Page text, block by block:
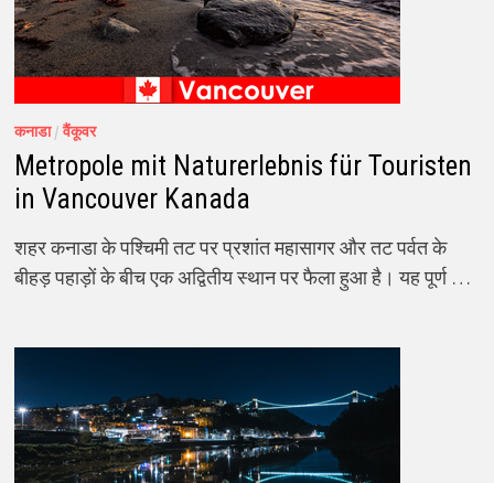
कनाडा/वैंकूवर
Metropole mit Naturerlebnis für Touristen
in Vancouver Kanada
शहर कनाडा के पश्चिमी तट पर प्रशांत महासागर और तट पर्वत के
बीहड़ पहाड़ों के बीच एक अद्वितीय स्थान पर फैला हुआ है। यह पूर्ण …